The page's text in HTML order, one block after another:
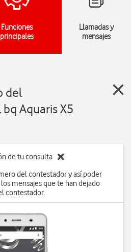
Funciones
principales
Llamadas y
mensajes
del
Aquaris X5
de tu consulta
del contestador y así poder
mensajes que te han dejado
contestador.